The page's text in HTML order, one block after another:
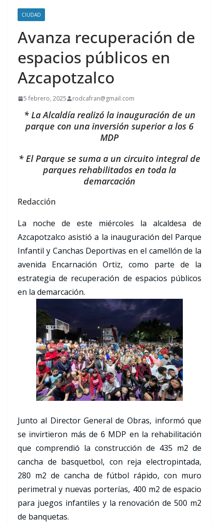
CIUDAD
Avanza recuperación de
espacios públicos en
Azcapotzalco
5 febrero, 2025 rodcafran@gmail.com
* La Alcaldía realizó la inauguración de un
parque con una inversión superior a los 6
MDP
* El Parque se suma a un circuito integral de
parques rehabilitados en toda la
demarcación
Redacción
La noche de este miércoles la alcaldesa de
Azcapotzalco asistió a la inauguración del Parque
Infantil y Canchas Deportivas en el camellón de la
avenida Encarnación Ortiz, como parte de la
estrategia de recuperación de espacios públicos
en la demarcación.
Junto al Director General de Obras, informó que
se invirtieron más de 6 MDP en la rehabilitación
que comprendió la construcción de 435 m2 de
cancha de basquetbol, con reja electropintada,
280 m2 de cancha de fútbol rápido, con muro
perimetral y nuevas porterías, 400 m2 de espacio
para juegos infantiles y la renovación de 500 m2
de banquetas.